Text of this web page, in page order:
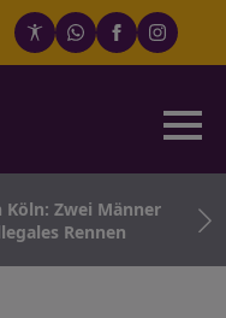
Zwei Männer
Rennen